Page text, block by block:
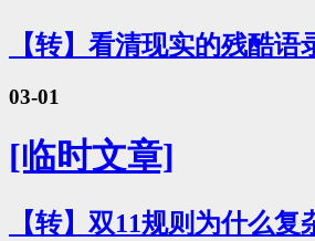
【转】看清现实的残酷
03-01
[临时文章]
【转】双11规则为什么